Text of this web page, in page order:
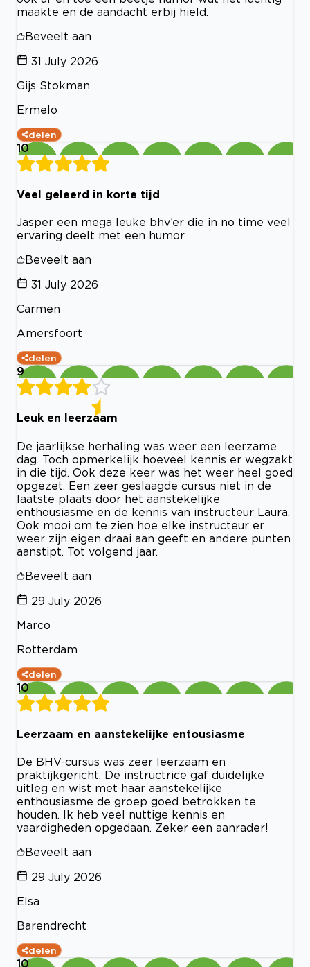
maakte en de aandacht erbij hield.
Beveelt aan
31 July 2026
Gijs Stokman
Ermelo
delen
10
Veel geleerd in korte tijd
Jasper een mega leuke bhv’er die in no time veel
ervaring deelt met een humor
Beveelt aan
31 July 2026
Carmen
Amersfoort
delen
9
Leuk en leerzaam
De jaarlijkse herhaling was weer een leerzame
dag. Toch opmerkelijk hoeveel kennis er wegzakt
in die tijd. Ook deze keer was het weer heel goed
opgezet. Een zeer geslaagde cursus niet in de
laatste plaats door het aanstekelijke
enthousiasme en de kennis van instructeur Laura.
Ook mooi om te zien hoe elke instructeur er
weer zijn eigen draai aan geeft en andere punten
aanstipt. Tot volgend jaar.
Beveelt aan
29 July 2026
Marco
Rotterdam
delen
10
Leerzaam en aanstekelijke entousiasme
De BHV-cursus was zeer leerzaam en
praktijkgericht. De instructrice gaf duidelijke
uitleg en wist met haar aanstekelijke
enthousiasme de groep goed betrokken te
houden. Ik heb veel nuttige kennis en
vaardigheden opgedaan. Zeker een aanrader!
Beveelt aan
29 July 2026
Elsa
Barendrecht
delen
10